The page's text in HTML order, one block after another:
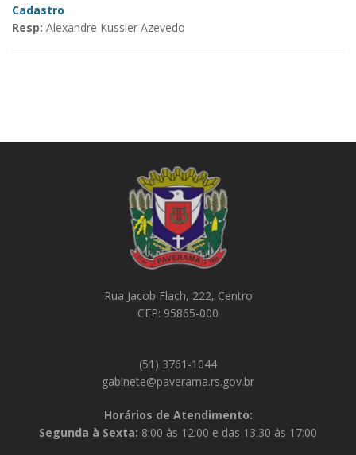
Cadastro
Resp: Alexandre Kussler Azevedo
Rua Jacob Flach, 222, Centro
CEP: 95865-000
(51) 3761-1044
gabinete@paverama.rs.gov.br
Horários de Atendimento:
Segunda à Sexta: 8:00 às 12:00 e das 13:30 às 17:00